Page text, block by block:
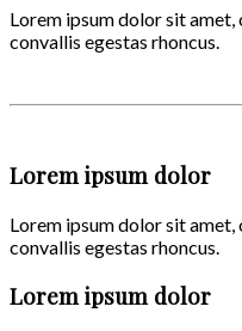
Lorem ipsum dolor sit
convallis egestas rhoncus.
Lorem ipsum dolor
Lorem ipsum dolor sit
convallis egestas rhoncus.
Lorem ipsum dolor